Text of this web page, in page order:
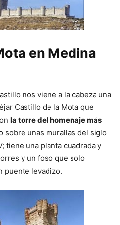
en Medina
nos viene a la cabeza una
Castillo de la Mota que
la torre del homenaje más
sobre unas murallas del siglo
tiene una planta cuadrada y
y un foso que solo
puente levadizo.